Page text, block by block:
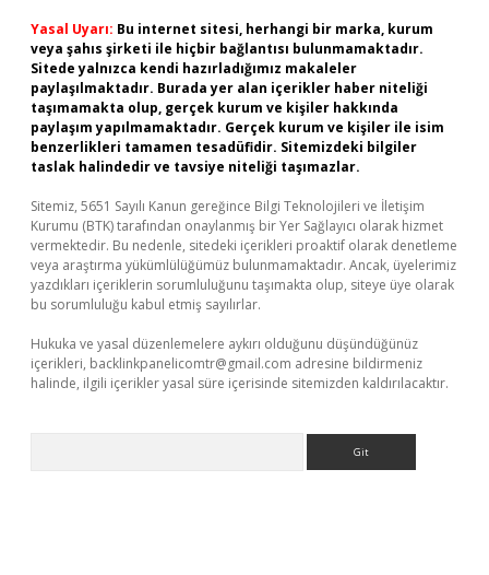
Yasal Uyarı: Bu internet sitesi, herhangi bir marka, kurum
veya şahıs şirketi ile hiçbir bağlantısı bulunmamaktadır.
Sitede yalnızca kendi hazırladığımız makaleler
paylaşılmaktadır. Burada yer alan içerikler haber niteliği
taşımamakta olup, gerçek kurum ve kişiler hakkında
paylaşım yapılmamaktadır. Gerçek kurum ve kişiler ile isim
benzerlikleri tamamen tesadüfidir. Sitemizdeki bilgiler
taslak halindedir ve tavsiye niteliği taşımazlar.
Sitemiz, 5651 Sayılı Kanun gereğince Bilgi Teknolojileri ve İletişim
Kurumu (BTK) tarafından onaylanmış bir Yer Sağlayıcı olarak hizmet
vermektedir. Bu nedenle, sitedeki içerikleri proaktif olarak denetleme
veya araştırma yükümlülüğümüz bulunmamaktadır. Ancak, üyelerimiz
yazdıkları içeriklerin sorumluluğunu taşımakta olup, siteye üye olarak
bu sorumluluğu kabul etmiş sayılırlar.
Hukuka ve yasal düzenlemelere aykırı olduğunu düşündüğünüz
içerikleri, backlinkpanelicomtr@gmail.com adresine bildirmeniz
halinde, ilgili içerikler yasal süre içerisinde sitemizden kaldırılacaktır.